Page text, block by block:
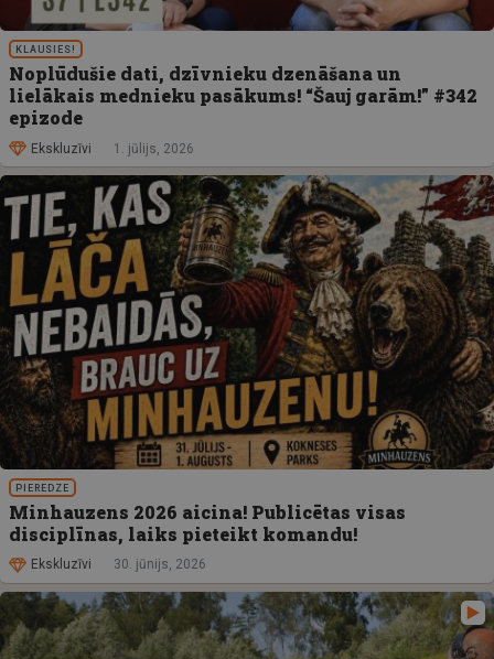
KLAUSIES!
Noplūdušie dati, dzīvnieku dzenāšana un
lielākais mednieku pasākums! “Šauj garām!” #342
epizode
Ekskluzīvi 1. jūlijs, 2026
PIEREDZE
Minhauzens 2026 aicina! Publicētas visas
disciplīnas, laiks pieteikt komandu!
Ekskluzīvi 30. jūnijs, 2026